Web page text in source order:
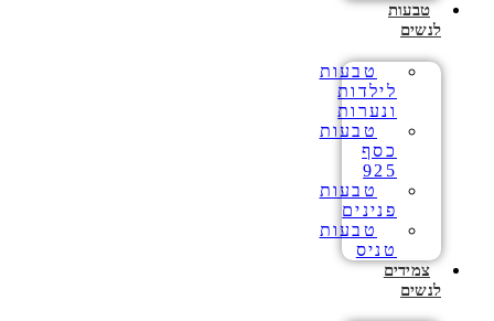
טבעות
לנשים
טבעות
לילדות
ונערות
טבעות
כסף
925
טבעות
פנינים
טבעות
טניס
צמידים
לנשים